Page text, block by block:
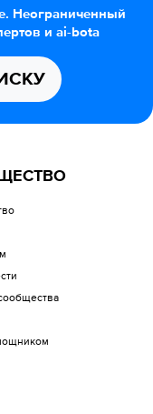
Неограниченный
и ai-bota